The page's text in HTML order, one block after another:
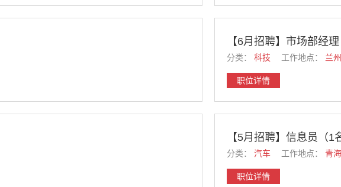
【6月招聘】市场部经理
分类： 科技 工作地点： 兰州
职位详情
【5月招聘】信息员（1
分类： 汽车 工作地点： 青海
职位详情